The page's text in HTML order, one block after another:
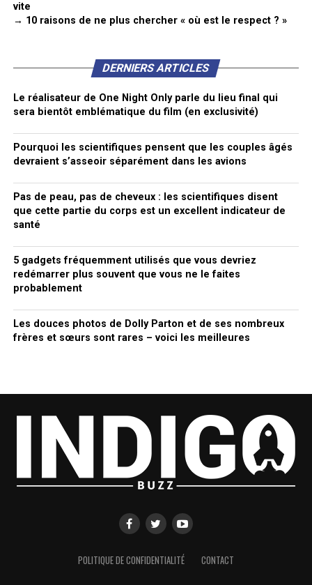
vite
→ 10 raisons de ne plus chercher « où est le respect ? »
DERNIERS ARTICLES
Le réalisateur de One Night Only parle du lieu final qui
sera bientôt emblématique du film (en exclusivité)
Pourquoi les scientifiques pensent que les couples âgés
devraient s’asseoir séparément dans les avions
Pas de peau, pas de cheveux : les scientifiques disent
que cette partie du corps est un excellent indicateur de
santé
5 gadgets fréquemment utilisés que vous devriez
redémarrer plus souvent que vous ne le faites
probablement
Les douces photos de Dolly Parton et de ses nombreux
frères et sœurs sont rares – voici les meilleures
POLITIQUE DE CONFIDENTIALITÉ CONTACT